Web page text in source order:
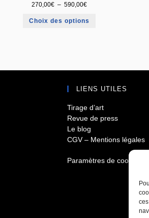
270,00€ – 590,00€
Choix des options
LIENS UTILES
Tirage d’art
Revue de press
Le blog
CGV – Mentions légales
Paramètres de cookies